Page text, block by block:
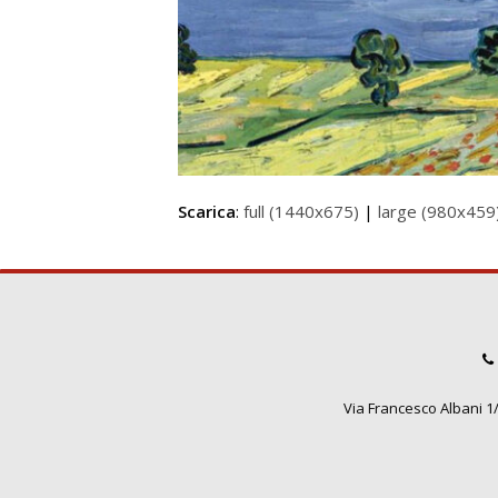
Scarica: full (1440x675) | large
Via Francesco Albani 1/